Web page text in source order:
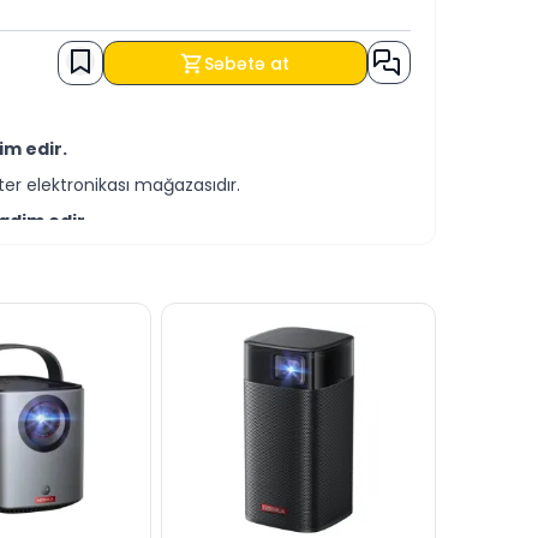
Səbətə at
edir.
elektronikası mağazasıdır.
edir.
ilə əldə edə bilərsiniz.
yaza bilərsiniz.
cavablandırmağa hər daim hazırıq.
bilərsiniz.